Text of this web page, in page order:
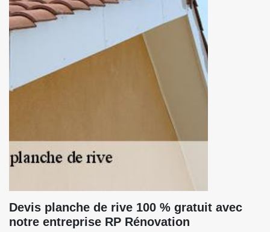
Devis planche de rive 100 % gratuit avec
notre entreprise RP Rénovation